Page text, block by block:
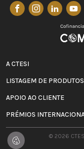
A CTESI
LISTAGEM DE PRODUTOS
APOIO AO CLIENTE
PRÉMIOS
© 2026